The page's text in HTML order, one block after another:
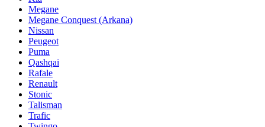
Megane
Megane Conquest (Arkana)
Nissan
Peugeot
Puma
Qashqai
Rafale
Renault
Stonic
Talisman
Trafic